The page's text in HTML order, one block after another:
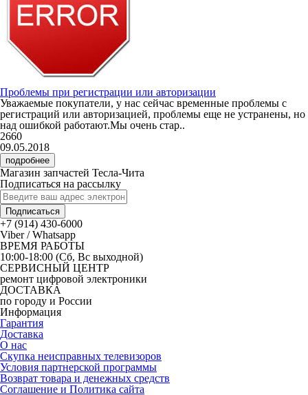
Проблемы при регистрации или авторизации
Уважаемые покупатели, у нас сейчас временные проблемы с
регистраций или авторизацией, проблемы еще не устранены, но
над ошибкой работают.Мы очень стар..
2660
09.05.2018
подробнее
Магазин запчастей Тесла-Чита
Подписаться на рассылку
Подписаться
+7 (914) 430-6000
Viber / Whatsapp
ВРЕМЯ РАБОТЫ
10:00-18:00 (Сб, Вс выходной)
СЕРВИСНЫЙ ЦЕНТР
ремонт цифровой электроники
ДОСТАВКА
по городу и России
Информация
Гарантия
Доставка
О нас
Скупка неисправных телевизоров
Условия партнерской программы
Возврат товара и денежных средств
Соглашение и Политика сайта